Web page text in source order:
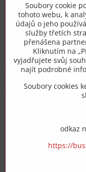
+420 775 973
Objednávky
Vše k nákupu
Soubory cookie
tohoto webu, k
údajů o jeho
služby třetích
přenášena
Kliknutím na
vyjadřujete svůj
najít podrobné
Soubory cookies
odkaz
https://